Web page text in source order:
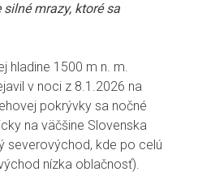
mrazy, ktoré sa
hladine 1500 m n. m.
v noci z 8.1.2026 na
pokrývky sa nočné
na väčšine Slovenska
severovýchod, kde po celú
nízka oblačnosť).